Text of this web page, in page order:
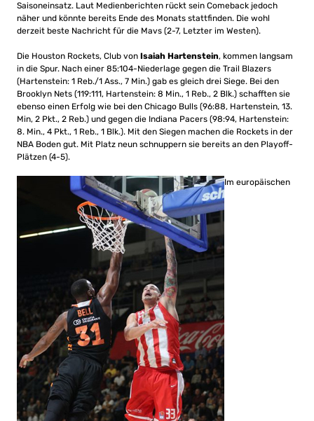
Saisoneinsatz. Laut Medienberichten rückt sein Comeback jedoch
näher und könnte bereits Ende des Monats stattfinden. Die wohl
derzeit beste Nachricht für die Mavs (2-7, Letzter im Westen).
Die Houston Rockets, Club von Isaiah Hartenstein, kommen langsam
in die Spur. Nach einer 85:104-Niederlage gegen die Trail Blazers
(Hartenstein: 1 Reb./1 Ass., 7 Min.) gab es gleich drei Siege. Bei den
Brooklyn Nets (119:111, Hartenstein: 8 Min., 1 Reb., 2 Blk.) schafften sie
ebenso einen Erfolg wie bei den Chicago Bulls (96:88, Hartenstein, 13.
Min, 2 Pkt., 2 Reb.) und gegen die Indiana Pacers (98:94, Hartenstein:
8. Min., 4 Pkt., 1 Reb., 1 Blk.). Mit den Siegen machen die Rockets in der
NBA Boden gut. Mit Platz neun schnuppern sie bereits an den Playoff-
Plätzen (4-5).
Im europäischen